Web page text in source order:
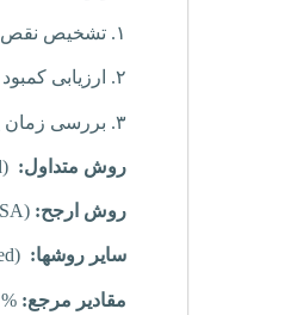
۱. تشخیص نقص
۲. ارزیابی
۳. بررسی زمان
روش متداول:
روش ارجح:(
سایر روشها:
مقادیر مرجع: